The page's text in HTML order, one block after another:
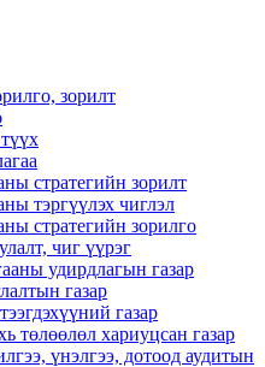
зорилт
стратегийн зорилт
тэргүүлэх чиглэл
стратегийн зорилго
чиг үүрэг
удирдлагын газар
газар
газар
төлөөлөл хариуцсан газар
үнэлгээ, дотоод аудитын